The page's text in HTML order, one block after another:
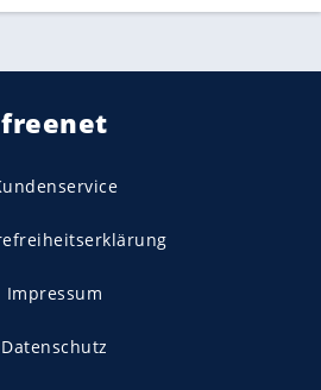
freenet
Impressum
Datenschutz